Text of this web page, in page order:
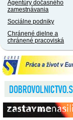
Agentúry dočasného
zamestnávania
Sociálne podniky
Chránené dielne a
chránené pracoviská